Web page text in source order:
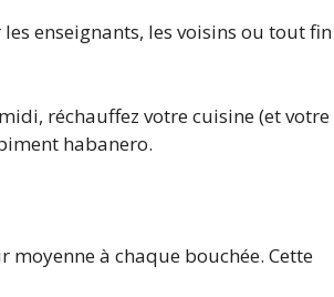
enseignants, les voisins ou tout fin
réchauffez votre cuisine (et votre
habanero.
moyenne à chaque bouchée. Cette